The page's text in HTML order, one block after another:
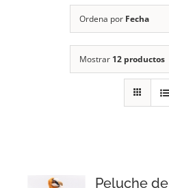
CONTACTO
Ordena por Fecha
Mostrar 12 productos
Peluche de